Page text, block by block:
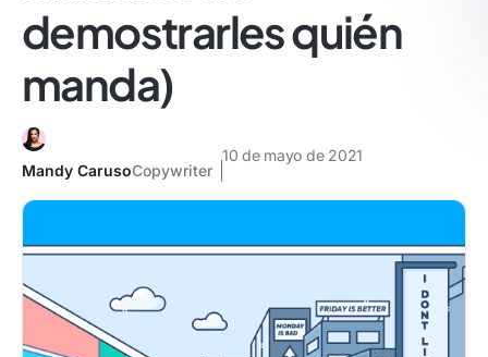
demostrarles quién
manda)
Mandy CarusoCopywriter
10 de mayo de 2021